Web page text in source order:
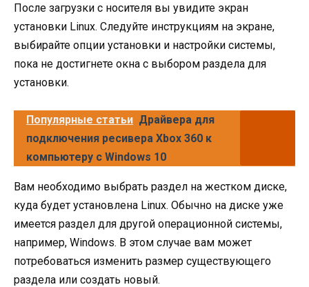
После загрузки с носителя вы увидите экран
установки Linux. Следуйте инструкциям на экране,
выбирайте опции установки и настройки системы,
пока не достигнете окна с выбором раздела для
установки.
Популярные статьи Драйвера для
подключения ресивера Xbox 360 к
компьютеру с Windows 10
Вам необходимо выбрать раздел на жестком диске,
куда будет установлена Linux. Обычно на диске уже
имеется раздел для другой операционной системы,
например, Windows. В этом случае вам может
потребоваться изменить размер существующего
раздела или создать новый.